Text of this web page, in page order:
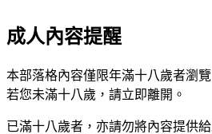
成人內容提醒
本部落格內容僅限年滿十八歲者瀏覽
若您未滿十八歲，請立即離開。
已滿十八歲者，亦請勿將內容提供